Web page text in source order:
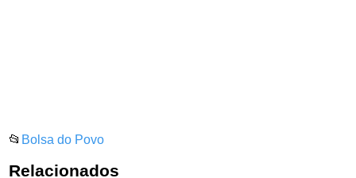
📂 Bolsa do Povo
Relacionados